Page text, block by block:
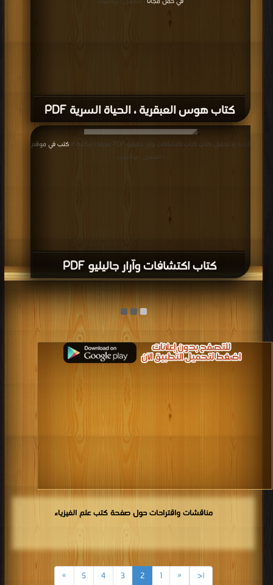
كتاب هوس العبقرية ، الحياة السرية PDF
كتاب اكتشافات وآرار جاليليو PDF
قراءة و تحميل كتاب كتاب اكتشافات وآرار جاليليو PDF مجانا | مكتبة > كتب في موقع
| التحميل : مرة/مرات
كتاب ريتشارد فاينمان ـ حياته العلمية PDF
قراءة و تحميل كتاب كتاب ريتشارد فاينمان ـ حياته العلمية PDF مجانا | مكتبة >
كتب
في تنزيل مباشر | التحميل : مرة/مرات
كتاب قصة حياة ألبرت آينشتاين العلماء في
التاريخ 3 PDF
قراءة و تحميل كتاب كتاب قصة حياة ألبرت آينشتاين العلماء في التاريخ 3 PDF مجانا |